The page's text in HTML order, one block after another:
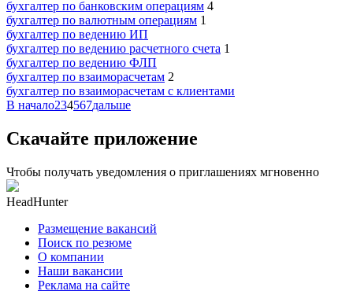
бухгалтер по банковским операциям 4
бухгалтер по валютным операциям 1
бухгалтер по ведению ИП
бухгалтер по ведению расчетного счета 1
бухгалтер по ведению ФЛП
бухгалтер по взаиморасчетам 2
бухгалтер по взаиморасчетам с клиентами
В начало234567дальше
Скачайте приложение
Чтобы получать уведомления о приглашениях мгновенно
HeadHunter
Размещение вакансий
Поиск по резюме
О компании
Наши вакансии
Реклама на сайте